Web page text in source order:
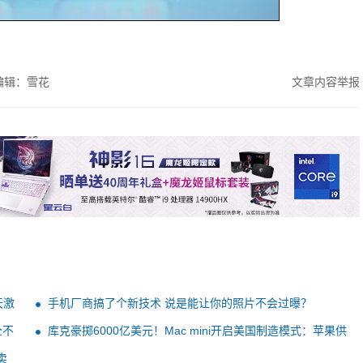
辑：雪花 文章内容举报
激 手机厂商搞了个新技术 说是能让你的照片不会过曝？
不
库克豪掷6000亿美元！Mac mini开启美国制造模式：苹果供